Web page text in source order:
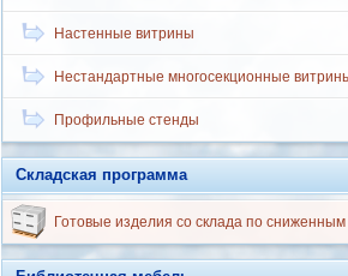
Настенные витрины
Нестандартные многосекционные
Профильные стенды
Складская программа
Готовые изделия со склада по